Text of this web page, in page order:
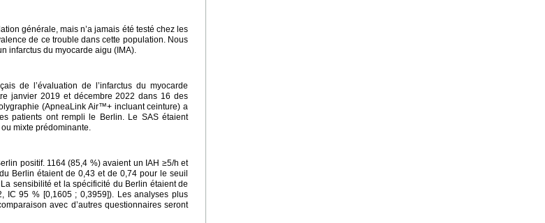
générale, mais n’a jamais été testé chez les
de ce trouble dans cette population. Nous
infarctus du myocarde aigu (IMA).
de l’évaluation de l’infarctus du myocarde
janvier 2019 et décembre 2022 dans 16 des
(ApneaLink Air™+ incluant ceinture) a
patients ont rempli le Berlin. Le SAS étaient
mixte prédominante.
positif. 1164 (85,4 %) avaient un IAH ≥5/h et
Berlin étaient de 0,43 et de 0,74 pour le seuil
sensibilité et la spécificité du Berlin étaient de
IC 95 % [0,1605 ; 0,3959]). Les analyses plus
avec d’autres questionnaires seront